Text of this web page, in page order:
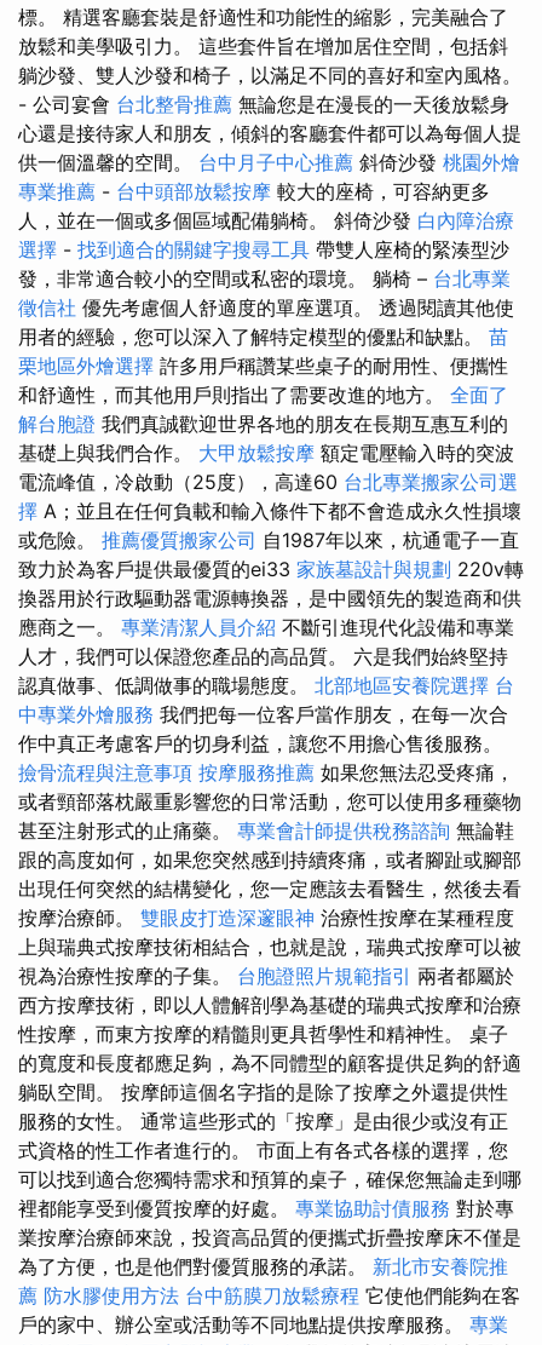
標。 精選客廳套裝是舒適性和功能性的縮影，完美融合了
放鬆和美學吸引力。 這些套件旨在增加居住空間，包括斜
躺沙發、雙人沙發和椅子，以滿足不同的喜好和室內風格。
- 公司宴會 台北整骨推薦 無論您是在漫長的一天後放鬆身
心還是接待家人和朋友，傾斜的客廳套件都可以為每個人提
供一個溫馨的空間。 台中月子中心推薦 斜倚沙發 桃園外燴
專業推薦 - 台中頭部放鬆按摩 較大的座椅，可容納更多
人，並在一個或多個區域配備躺椅。 斜倚沙發 白內障治療
選擇 - 找到適合的關鍵字搜尋工具 帶雙人座椅的緊湊型沙
發，非常適合較小的空間或私密的環境。 躺椅 – 台北專業
徵信社 優先考慮個人舒適度的單座選項。 透過閱讀其他使
用者的經驗，您可以深入了解特定模型的優點和缺點。 苗
栗地區外燴選擇 許多用戶稱讚某些桌子的耐用性、便攜性
和舒適性，而其他用戶則指出了需要改進的地方。 全面了
解台胞證 我們真誠歡迎世界各地的朋友在長期互惠互利的
基礎上與我們合作。 大甲放鬆按摩 額定電壓輸入時的突波
電流峰值，冷啟動（25度），高達60 台北專業搬家公司選
擇 A；並且在任何負載和輸入條件下都不會造成永久性損壞
或危險。 推薦優質搬家公司 自1987年以來，杭通電子一直
致力於為客戶提供最優質的ei33 家族墓設計與規劃 220v轉
換器用於行政驅動器電源轉換器，是中國領先的製造商和供
應商之一。 專業清潔人員介紹 不斷引進現代化設備和專業
人才，我們可以保證您產品的高品質。 六是我們始終堅持
認真做事、低調做事的職場態度。 北部地區安養院選擇 台
中專業外燴服務 我們把每一位客戶當作朋友，在每一次合
作中真正考慮客戶的切身利益，讓您不用擔心售後服務。
撿骨流程與注意事項 按摩服務推薦 如果您無法忍受疼痛，
或者頸部落枕嚴重影響您的日常活動，您可以使用多種藥物
甚至注射形式的止痛藥。 專業會計師提供稅務諮詢 無論鞋
跟的高度如何，如果您突然感到持續疼痛，或者腳趾或腳部
出現任何突然的結構變化，您一定應該去看醫生，然後去看
按摩治療師。 雙眼皮打造深邃眼神 治療性按摩在某種程度
上與瑞典式按摩技術相結合，也就是說，瑞典式按摩可以被
視為治療性按摩的子集。 台胞證照片規範指引 兩者都屬於
西方按摩技術，即以人體解剖學為基礎的瑞典式按摩和治療
性按摩，而東方按摩的精髓則更具哲學性和精神性。 桌子
的寬度和長度都應足夠，為不同體型的顧客提供足夠的舒適
躺臥空間。 按摩師這個名字指的是除了按摩之外還提供性
服務的女性。 通常這些形式的「按摩」是由很少或沒有正
式資格的性工作者進行的。 市面上有各式各樣的選擇，您
可以找到適合您獨特需求和預算的桌子，確保您無論走到哪
裡都能享受到優質按摩的好處。 專業協助討債服務 對於專
業按摩治療師來說，投資高品質的便攜式折疊按摩床不僅是
為了方便，也是他們對優質服務的承諾。 新北市安養院推
薦 防水膠使用方法 台中筋膜刀放鬆療程 它使他們能夠在客
戶的家中、辦公室或活動等不同地點提供按摩服務。 專業